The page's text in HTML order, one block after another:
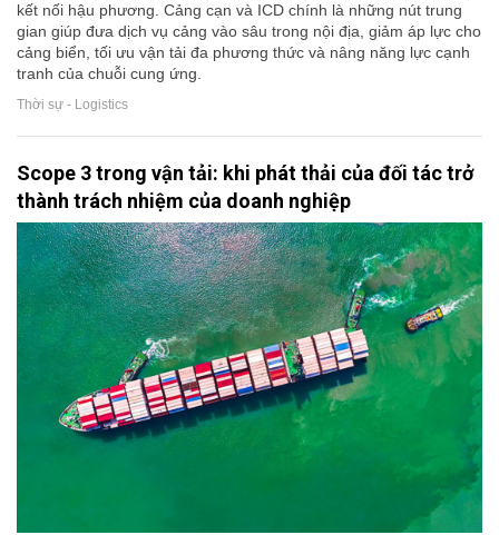
kết nối hậu phương. Cảng cạn và ICD chính là những nút trung
gian giúp đưa dịch vụ cảng vào sâu trong nội địa, giảm áp lực cho
cảng biển, tối ưu vận tải đa phương thức và nâng năng lực cạnh
tranh của chuỗi cung ứng.
Thời sự - Logistics
Scope 3 trong vận tải: khi phát thải của đối tác trở
thành trách nhiệm của doanh nghiệp